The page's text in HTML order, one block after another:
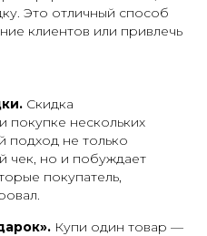
Это отличный способ
клиентов или привлечь
Скидка
покупке нескольких
подход не только
чек, но и побуждает
покупатель,
Купи один товар —